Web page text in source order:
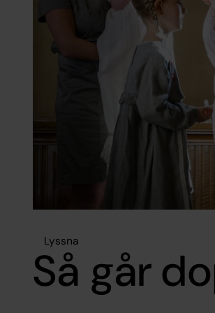
Lyssna
Så går